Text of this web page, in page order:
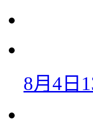
8月4日